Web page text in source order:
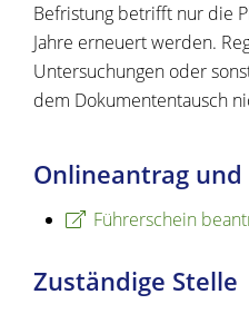
Befristung betrifft nur die
Jahre erneuert werden.
Untersuchungen oder
dem Dokumententausch
Onlineantrag
Führerschein
Zuständige Stelle